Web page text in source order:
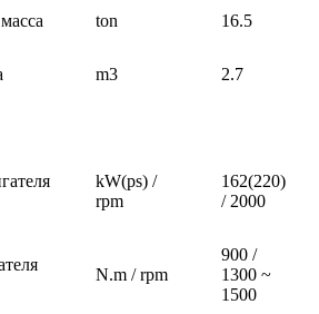
ton 16.5
m3 2.7
kW(ps) /
rpm
162(220)
/ 2000
N.m / rpm
900 /
1300 ~
1500